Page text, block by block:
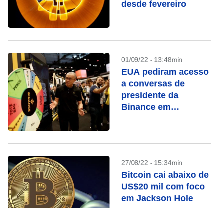
desde fevereiro
01/09/22 - 13:48min
EUA pediram acesso
a conversas de
presidente da
Binance em
27/08/22 - 15:34min
Bitcoin cai abaixo de
US$20 mil com foco
em Jackson Hole